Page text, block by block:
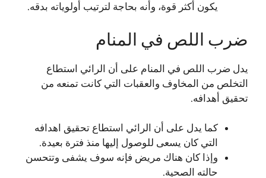
يكون أكثر قوة، وأنه بحاجة لترتيب أولوياته بدقه.
ضرب اللص في المنام
يدل ضرب اللص في المنام على أن الرائي استطاع
التخلص من المخاوف والعقبات التي كانت تمنعه من
تحقيق أهدافه.
كما يدل على أن الرائي استطاع تحقيق اهدافه
التي كان يسعى للوصول إليها منذ فترة بعيدة.
وإذا كان هناك مريض فإنه سوف يشفى وتتحسن
حالته الصحية.